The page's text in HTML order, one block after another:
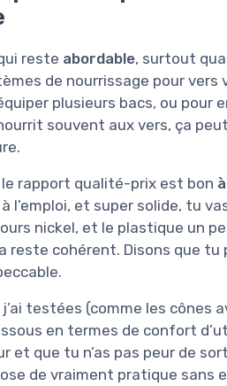
reste abordable, surtout
de nourrissage pour vers
plusieurs bacs, ou pour
souvent aux vers, ça
rapport qualité-prix est bon
l’emploi, et super solide, tu
nickel, et le plastique un
reste cohérent. Disons que tu
testées (comme les cônes
en termes de confort
et que tu n’as pas peur de
de vraiment pratique sans